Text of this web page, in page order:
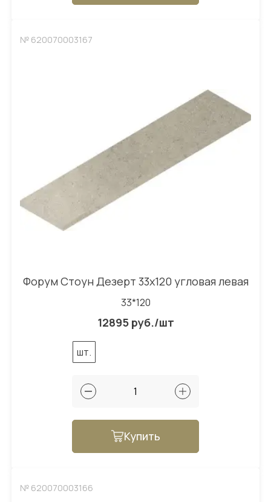
№ 620070003167
Форум Стоун Дезерт 33x120 угловая левая
33*120
12895 руб./шт
шт.
Купить
№ 620070003166